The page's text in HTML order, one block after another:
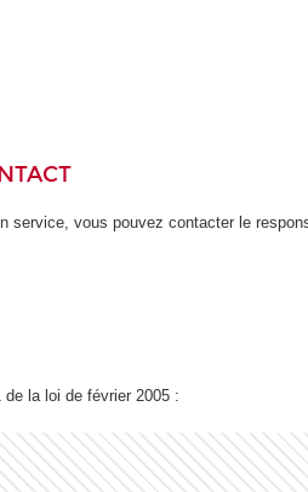
service, vous pouvez contacter le
de la loi de février 2005 :